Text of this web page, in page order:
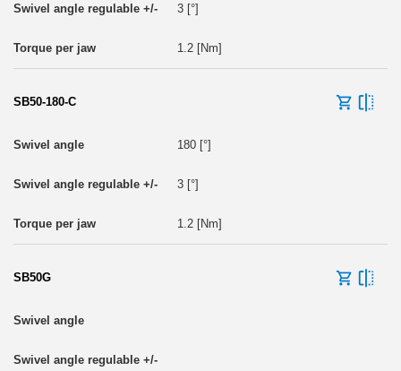
3 [°]
1.2 [Nm]
SB50-180-C
180 [°]
3 [°]
1.2 [Nm]
SB50G